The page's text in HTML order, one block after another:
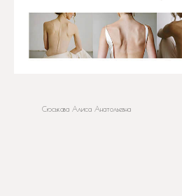
Сюськава Алиса Анатольевна